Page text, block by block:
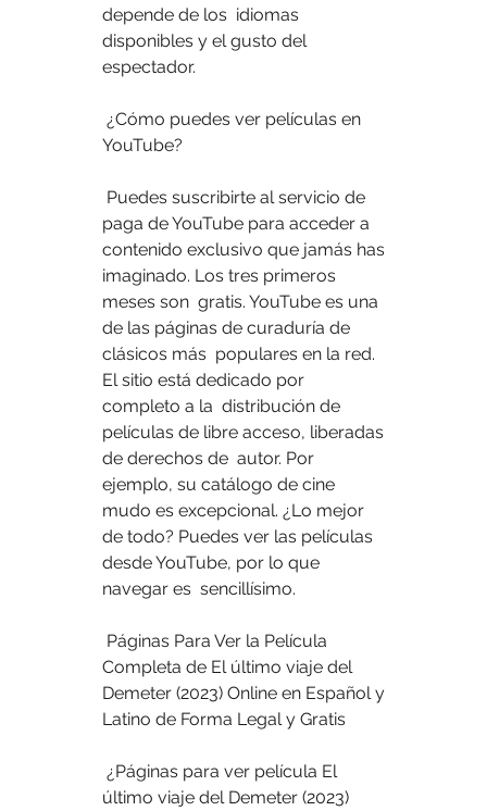
depende de los  idiomas
disponibles y el gusto del
espectador.
YouTube?
paga de YouTube para acceder a
contenido exclusivo que jamás has
imaginado. Los tres primeros
meses son  gratis. YouTube es una
de las páginas de curaduría de
clásicos más  populares en la red.
El sitio está dedicado por
completo a la  distribución de
películas de libre acceso, liberadas
de derechos de  autor. Por
ejemplo, su catálogo de cine
mudo es excepcional. ¿Lo mejor
de todo? Puedes ver las películas
desde YouTube, por lo que
navegar es  sencillísimo.
Completa de El último viaje del
Demeter (2023) Online en Español y
Latino de Forma Legal y Gratis
último viaje del Demeter (2023)